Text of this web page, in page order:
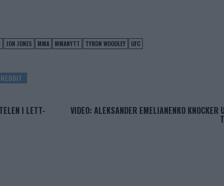
JON JONES MMA MMANYTT TYRON WOODLEY UFC
I LETT- VIDEO: ALEKSANDER EMELIANENKO KNOCKER